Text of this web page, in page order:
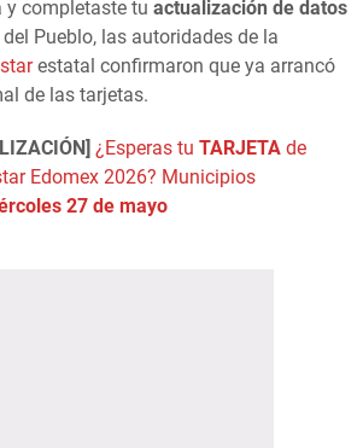
y completaste tu actualización de datos
Pueblo, las autoridades de la
estatal confirmaron que ya arrancó
de las tarjetas.
¿Esperas tu TARJETA de
Edomex 2026? Municipios
27 de mayo